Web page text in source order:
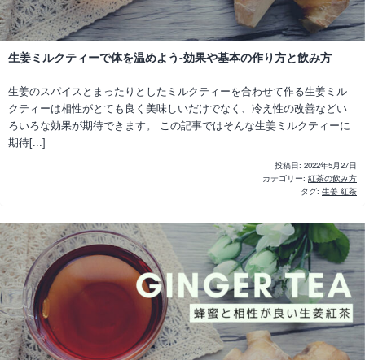
生姜ミルクティーで体を温めよう-効果や基本の作り方と飲み方
生姜のスパイスとまったりとしたミルクティーを合わせて作る生姜ミル
クティーは相性がとても良く美味しいだけでなく、冷え性の改善などい
ろいろな効果が期待できます。 この記事ではそんな生姜ミルクティーに
期待[...]
投稿日: 2022年5月27日
カテゴリー: 紅茶の飲み方
タグ: 生姜 紅茶